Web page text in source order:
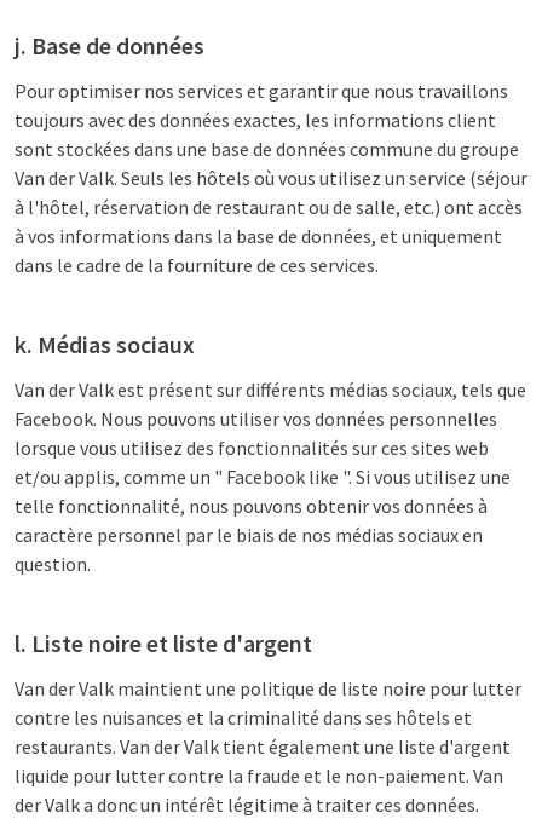
j. Base de données
Pour optimiser nos services et garantir que nous travaillons
toujours avec des données exactes, les informations client
sont stockées dans une base de données commune du groupe
Van der Valk. Seuls les hôtels où vous utilisez un service (séjour
à l'hôtel, réservation de restaurant ou de salle, etc.) ont accès
à vos informations dans la base de données, et uniquement
dans le cadre de la fourniture de ces services.
k. Médias sociaux
Van der Valk est présent sur différents médias sociaux, tels que
Facebook. Nous pouvons utiliser vos données personnelles
lorsque vous utilisez des fonctionnalités sur ces sites web
et/ou applis, comme un " Facebook like ". Si vous utilisez une
telle fonctionnalité, nous pouvons obtenir vos données à
caractère personnel par le biais de nos médias sociaux en
question.
l. Liste noire et liste d'argent
Van der Valk maintient une politique de liste noire pour lutter
contre les nuisances et la criminalité dans ses hôtels et
restaurants. Van der Valk tient également une liste d'argent
liquide pour lutter contre la fraude et le non-paiement. Van
der Valk a donc un intérêt légitime à traiter ces données.